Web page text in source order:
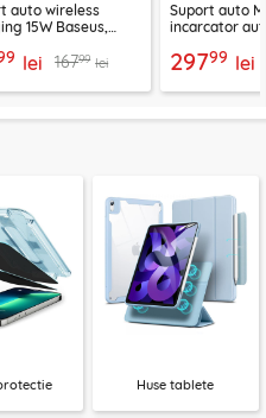
auto wireless
15W Baseus,
lei 16799 lei
Suport auto
incarcator
29799 lei
Huse tablete